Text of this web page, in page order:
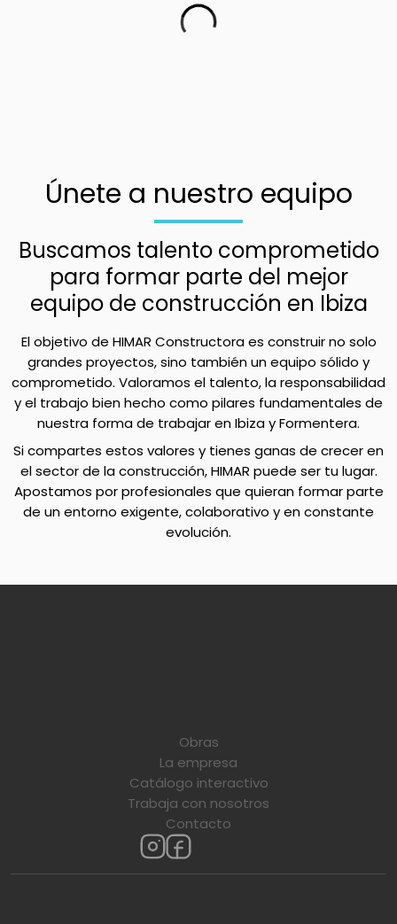
Únete a nuestro equipo
Buscamos talento comprometido
para formar parte del mejor
equipo de construcción en Ibiza
El objetivo de HIMAR Constructora es construir no solo
grandes proyectos, sino también un equipo sólido y
comprometido. Valoramos el talento, la responsabilidad
y el trabajo bien hecho como pilares fundamentales de
nuestra forma de trabajar en Ibiza y Formentera.
Si compartes estos valores y tienes ganas de crecer en
el sector de la construcción, HIMAR puede ser tu lugar.
Apostamos por profesionales que quieran formar parte
de un entorno exigente, colaborativo y en constante
evolución.
Obras
La empresa
Catálogo interactivo
Trabaja con nosotros
Contacto